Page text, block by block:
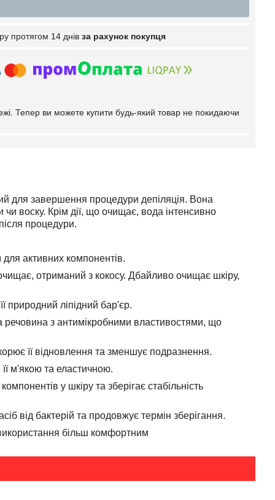
протягом 14 днів за рахунок покупця
Тепер ви можете купити будь-який товар не покидаючи
для завершення процедури депіляція. Вона
воску. Крім дії, що очищає, вода інтенсивно
процедури.
активних компонентів.
отриманий з кокосу. Дбайливо очищає шкіру,
природний ліпідний бар'єр.
з антимікробними властивостями, що
її відновлення та зменшує подразнення.
м'якою та еластичною.
у шкіру та зберігає стабільність
від бактерій та продовжує термін зберігання.
більш комфортним